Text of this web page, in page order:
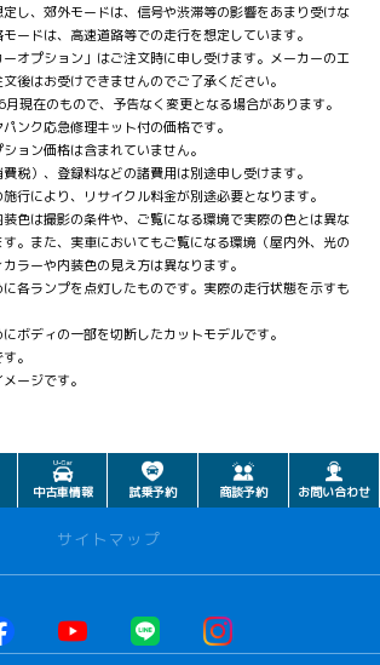
し、郊外モードは、信号や渋滞等の影響をあまり受けな
ードは、高速道路等での走行を想定しています。
オプション」はご注文時に申し受けます。メーカーの工
後はお受けできませんのでご了承ください。
現在のもので、予告なく変更となる場合があります。
ンク応急修理キット付の価格です。
ョン価格は含まれていません。
税）、登録料などの諸費用は別途申し受けます。
行により、リサイクル料金が別途必要となります。
色は撮影の条件や、ご覧になる環境で実際の色とは異な
。また、実車においてもご覧になる環境（屋内外、光の
ラーや内装色の見え方は異なります。
各ランプを点灯したものです。実際の走行状態を示すも
ボディの一部を切断したカットモデルです。
。
ージです。
中古車情報 試乗予約 商談予約 お問い合わせ
サイトマップ